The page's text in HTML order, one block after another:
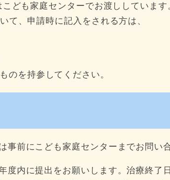
ども家庭センターでお渡ししています
て、申請時に記入をされる方は、
のを持参してください。
前にこども家庭センターまでお問い合
内に提出をお願いします。治療終了